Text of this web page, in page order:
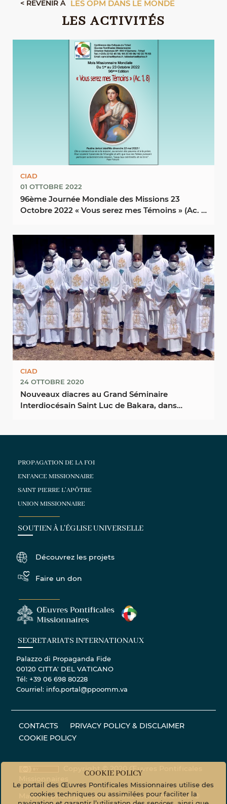
< REVENIR À LES OPM DANS LE MONDE
LES ACTIVITÉS
CIAD
01 OTTOBRE 2022
96ème Journée Mondiale des Missions 23
Octobre 2022 « Vous serez mes Témoins » (Ac. 1,
CIAD
24 OTTOBRE 2020
Nouveaux diacres au Grand Séminaire
Interdiocésain Saint Luc de Bakara, dans
PROPAGATION DE LA FOI
ENFANCE MISSIONNAIRE
SAINT PIERRE L'APÔTRE
UNION MISSIONNAIRE
SOUTIEN À L'ÉGLISE UNIVERSELLE
Découvrez les projets
Faire un don
SECRETARIATS INTERNATIONAUX
Palazzo di Propaganda Fide
00120 CITTA' DEL VATICANO
Tél: +39 06 698 80228
Courriel: info.portal@ppoomm.va
CONTACTS
PRIVACY POLICY & DISCLAIMER
COOKIE POLICY
Copyright © 2020 Œuvres Pontificales
Matériel photographique - Tous droits réservés. ©
COOKIE POLICY
Le portail des Œuvres Pontificales Missionnaires utilise des
cookies techniques ou assimilées pour faciliter la